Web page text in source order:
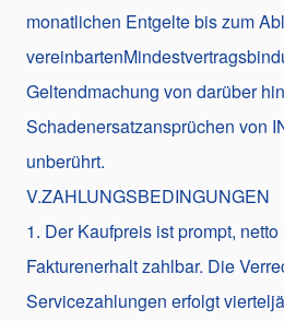
monatlichen Entgelte bis zum
Geltendmachung von darüber
Schadenersatzansprüchen von
unberührt.
V.ZAHLUNGSBEDINGUNGEN
1. Der Kaufpreis ist prompt,
Fakturenerhalt zahlbar. Die
Servicezahlungen erfolgt